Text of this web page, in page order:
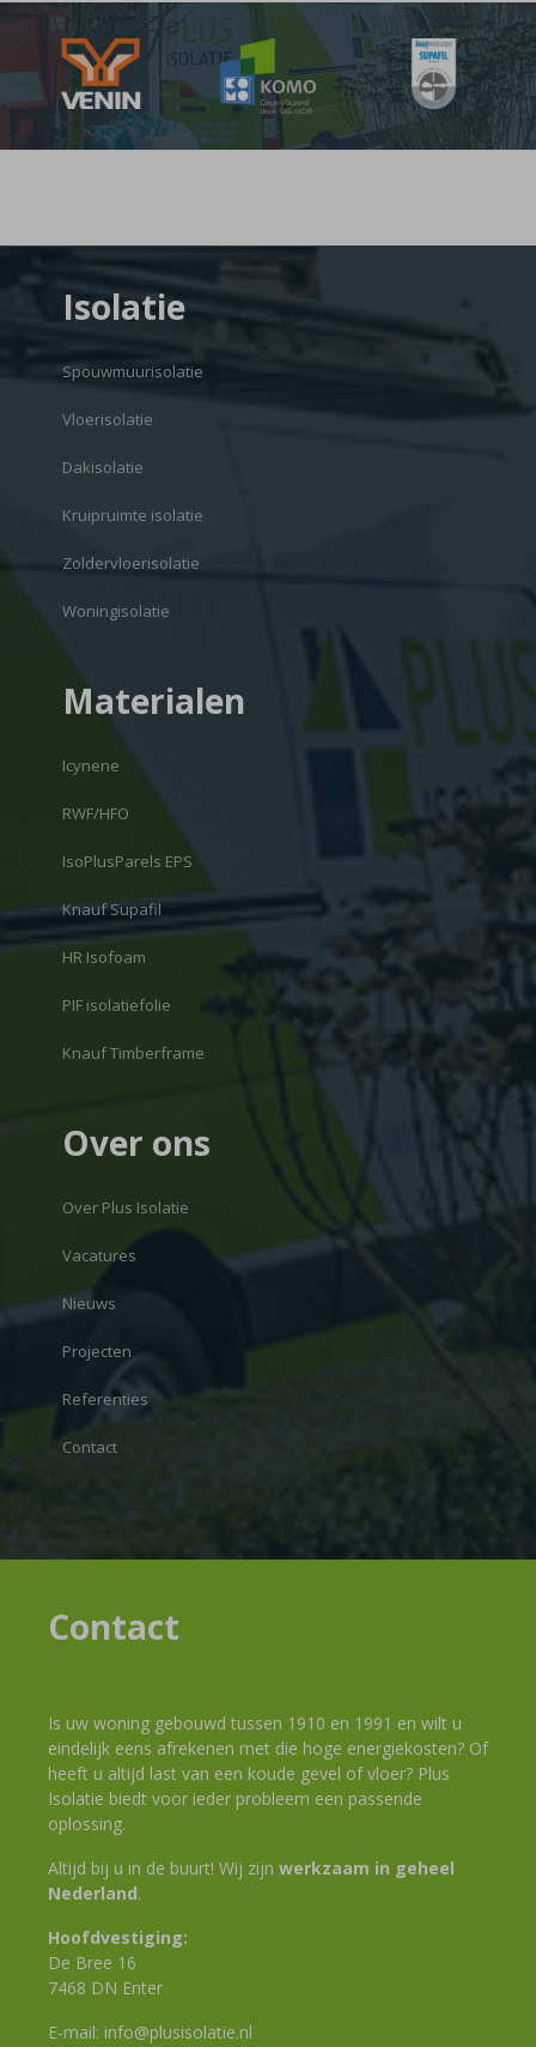
Isolatie
Spouwmuurisolatie
Vloerisolatie
Dakisolatie
Kruipruimte isolatie
Zoldervloerisolatie
Woningisolatie
Materialen
Icynene
RWF/HFO
IsoPlusParels EPS
Knauf Supafil
HR Isofoam
PIF isolatiefolie
Knauf Timberframe
Over ons
Over Plus Isolatie
Vacatures
Nieuws
Projecten
Referenties
Contact
Contact
Is uw woning gebouwd tussen 1910 en 1991 en wilt u
eindelijk eens afrekenen met die hoge energiekosten? Of
heeft u altijd last van een koude gevel of vloer? Plus
Isolatie biedt voor ieder probleem een passende
oplossing.
Altijd bij u in de buurt! Wij zijn werkzaam in geheel
Nederland.
Hoofdvestiging:
De Bree 16
7468 DN Enter
E-mail: info@plusisolatie.nl